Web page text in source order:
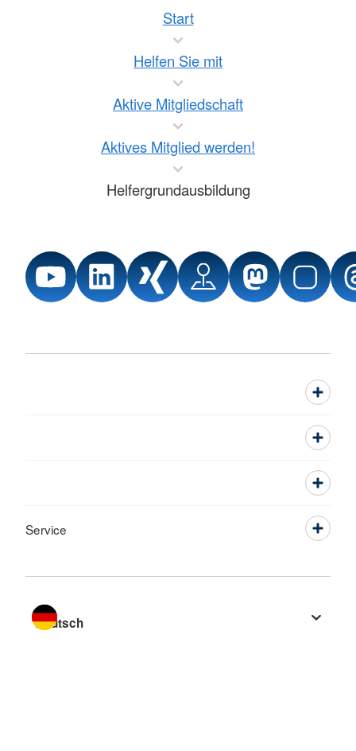
Start
Helfen Sie mit
Aktive Mitgliedschaft
Aktives Mitglied werden!
Helfergrundausbildung
Service
Sprache wechseln zu